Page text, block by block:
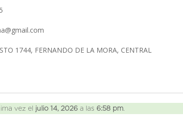
1744, FERNANDO DE LA MORA, CENTRAL
vez el julio 14, 2026 a las 6:58 pm